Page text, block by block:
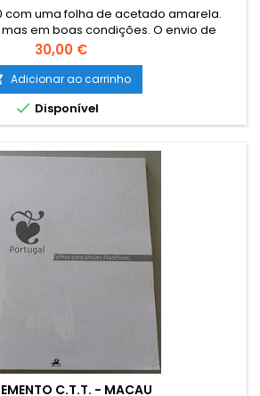
com uma folha de acetado amarela.
em boas condições. O envio de
e outro Material Filatélico para as ILHAS
e para o estrangeiro terá que ser
email para combinar o custo de envio.
literature and other philatelic
to foreign must...
Preço
30,00 €
Adicionar ao carrinho
 Disponível
C.T.T. - MACAU